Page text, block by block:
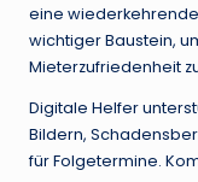
eine
wichtiger Baustein,
Mieterzufriedenheit
Digitale Helfer
Bildern,
für Folgetermine.